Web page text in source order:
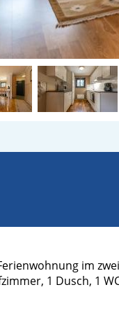
im
1 Dusch, 1